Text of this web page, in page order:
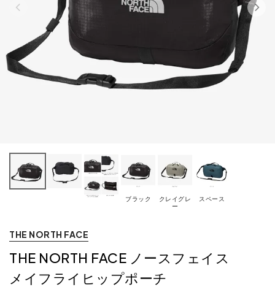
ブラック
クレイグレ
ー
スペース
THE NORTH FACE
THE NORTH FACE ノースフェイス
メイフライヒップポーチ